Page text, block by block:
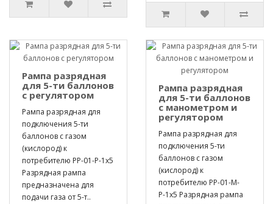
Рампа разрядная
для 5-ти баллонов
с регулятором
Рампа разрядная для
подключения 5-ти
баллонов с газом
(кислород) к
потребителю РР-01-Р-1х5
Разрядная рампа
предназначена для
подачи газа от 5-т..
Рампа разрядная
для 5-ти баллонов
с манометром и
регулятором
Рампа разрядная для
подключения 5-ти
баллонов с газом
(кислород) к
потребителю РР-01-М-
Р-1х5 Разрядная рампа